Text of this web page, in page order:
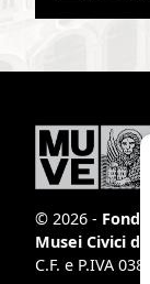
© 2026 -
Musei Civici di
C.F. e P.IVA